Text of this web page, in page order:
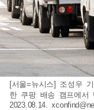
[서울=뉴시스] 조성우
한 쿠팡 배송 캠프에서
2023.08.14.